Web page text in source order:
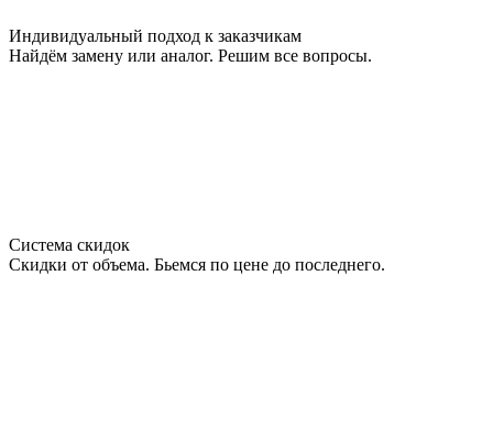
Индивидуальный подход к заказчикам
Найдём замену или аналог. Решим все вопросы.
Система скидок
Скидки от объема. Бьемся по цене до последнего.